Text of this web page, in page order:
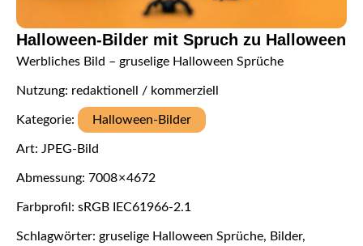
Halloween-Bilder mit Spruch zu Halloween
Werbliches Bild – gruselige Halloween Sprüche
Nutzung: redaktionell / kommerziell
Kategorie: Halloween-Bilder
Art: JPEG-Bild
Abmessung: 7008 × 4672
Farbprofil: sRGB IEC61966-2.1
Schlagwörter: gruselige Halloween Sprüche, Bilder,